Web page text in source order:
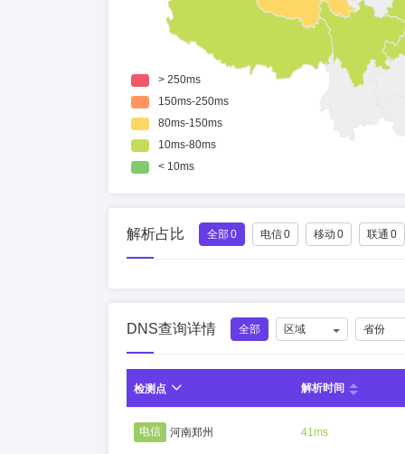
解析占比 全部0 电信0 移动 0 联通 0
DNS查询详情 全部 区域 省份
检测点 解析时间
电信 河南郑州 41ms